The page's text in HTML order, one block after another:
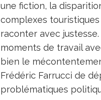
une fiction, la
complexes
raconter avec
moments de travail
bien le
Frédéric Farrucci de
problématiques